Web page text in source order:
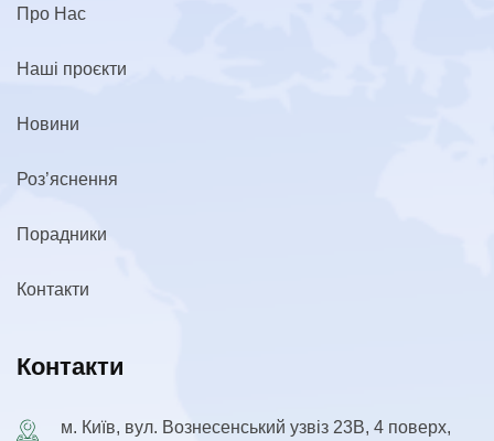
Про Нас
Наші проєкти
Новини
Роз’яснення
Порадники
Контакти
Контакти
м. Київ, вул. Вознесенський узвіз 23В, 4 поверх,